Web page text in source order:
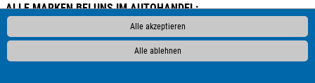
Alle akzeptieren
Alle ablehnen
ALLE MARKEN BEI UNS IM AUTOHANDEL:
Als Autohändler bieten wir Ihnen in unserem Automarkt
Gebrauchtwagen, Jahreswagen und Neuwagen folgender
Automarken an: